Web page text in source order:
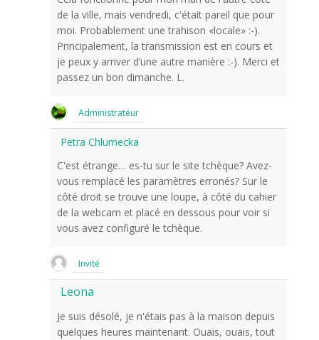
de la ville, mais vendredi, c'était pareil que pour
moi. Probablement une trahison «locale» :-).
Principalement, la transmission est en cours et
je peux y arriver d’une autre manière :-). Merci et
passez un bon dimanche. L.
Administrateur
Petra Chlumecka
C'est étrange… es-tu sur le site tchèque? Avez-
vous remplacé les paramètres erronés? Sur le
côté droit se trouve une loupe, à côté du cahier
de la webcam et placé en dessous pour voir si
vous avez configuré le tchèque.
Invité
Leona
Je suis désolé, je n'étais pas à la maison depuis
quelques heures maintenant. Ouais, ouais, tout